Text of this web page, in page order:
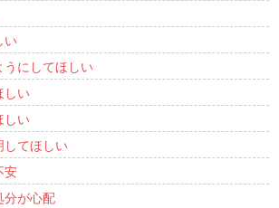
い
にしてほしい
しい
しい
してほしい
安
分が心配